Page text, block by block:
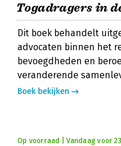
Togadragers in
Dit boek behandelt
advocaten binnen het
bevoegdheden en
veranderende
Boek bekijken
Op voorraad | Vandaag voor